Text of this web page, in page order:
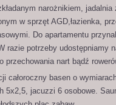
narożnikiem, jadalnia
w sprzęt AGD,łazienka,
Do apartamentu
razie potrzeby udostępniamy
przechowania nart bądź
całoroczny basen o
5x2,5, jacuzzi 6 osobowe.